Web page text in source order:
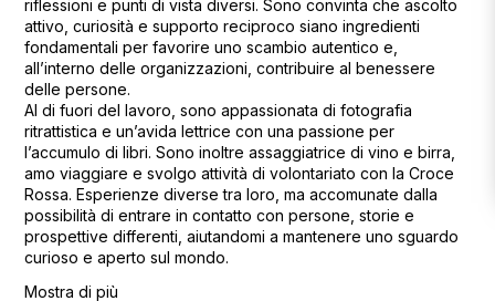
riflessioni e punti di vista diversi. Sono convinta che ascolto
attivo, curiosità e supporto reciproco siano ingredienti
fondamentali per favorire uno scambio autentico e,
all’interno delle organizzazioni, contribuire al benessere
delle persone.
Al di fuori del lavoro, sono appassionata di fotografia
ritrattistica e un’avida lettrice con una passione per
l’accumulo di libri. Sono inoltre assaggiatrice di vino e birra,
amo viaggiare e svolgo attività di volontariato con la Croce
Rossa. Esperienze diverse tra loro, ma accomunate dalla
possibilità di entrare in contatto con persone, storie e
prospettive differenti, aiutandomi a mantenere uno sguardo
curioso e aperto sul mondo.
Mostra di più